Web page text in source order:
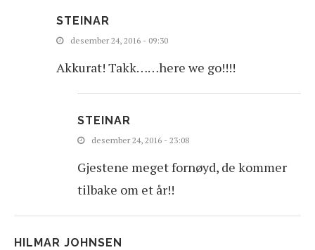
STEINAR
desember 24, 2016 - 09:30
Akkurat! Takk……here we go!!!!
STEINAR
desember 24, 2016 - 23:08
Gjestene meget fornøyd, de kommer
tilbake om et år!!
HILMAR JOHNSEN